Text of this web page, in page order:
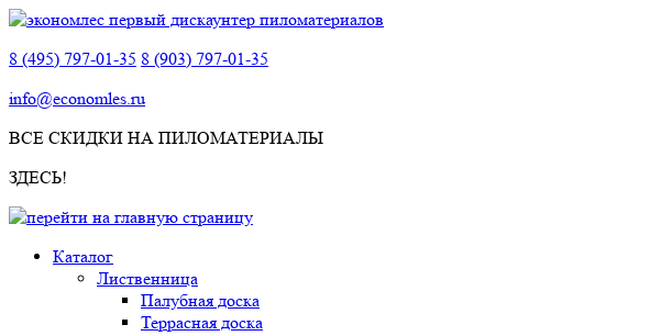
8 (495) 797-01-35 8 (903) 797-01-35
info@economles.ru
ВСЕ СКИДКИ НА ПИЛОМАТЕРИАЛЫ
ЗДЕСЬ!
Каталог
Лиственница
Палубная доска
Террасная доска